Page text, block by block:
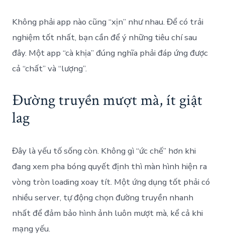
Không phải app nào cũng “xịn” như nhau. Để có trải
nghiệm tốt nhất, bạn cần để ý những tiêu chí sau
đây. Một app “cà khịa” đúng nghĩa phải đáp ứng được
cả “chất” và “lượng”.
Đường truyền mượt mà, ít giật
lag
Đây là yếu tố sống còn. Không gì “ức chế” hơn khi
đang xem pha bóng quyết định thì màn hình hiện ra
vòng tròn loading xoay tít. Một ứng dụng tốt phải có
nhiều server, tự động chọn đường truyền nhanh
nhất để đảm bảo hình ảnh luôn mượt mà, kể cả khi
mạng yếu.